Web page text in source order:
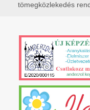
tömegközlekedés